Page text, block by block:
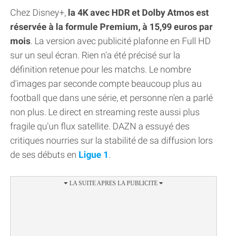
Chez Disney+, la 4K avec HDR et Dolby Atmos est
réservée à la formule Premium, à 15,99 euros par
mois. La version avec publicité plafonne en Full HD
sur un seul écran. Rien n'a été précisé sur la
définition retenue pour les matchs. Le nombre
d'images par seconde compte beaucoup plus au
football que dans une série, et personne n'en a parlé
non plus. Le direct en streaming reste aussi plus
fragile qu'un flux satellite. DAZN a essuyé des
critiques nourries sur la stabilité de sa diffusion lors
de ses débuts en Ligue 1.